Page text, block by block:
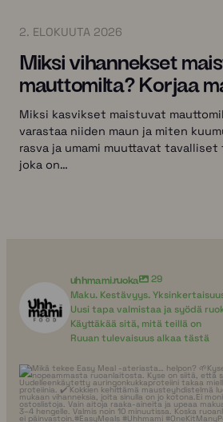
2. ELOKUUTA 2026
Miksi vihannekset
mauttomilta? Korjaa
Miksi kasvikset maistuvat
varastaa niiden maun ja miten
rasva ja umami muuttavat
joka on…
uhhmami.ruoka
29
Maku. Kestävyys.
Uusi tapa valmistaa ja syödä
Käyttäkää sitä, mitä teillä on
Ruuan tulevaisuus alkaa tästä
uhhmami.ruoka
Elo 7